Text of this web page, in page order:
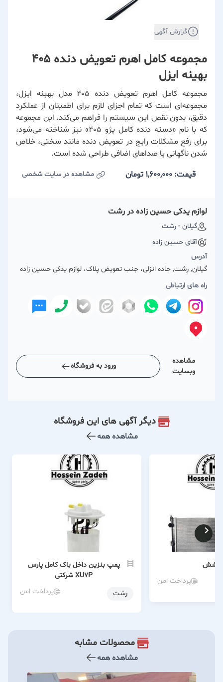
گزارش آگهی
مجموعه کامل اهرم تعویض دنده 405
بهینه ایزل
مجموعه کامل اهرم تعویض دنده 405 مدل بهینه ایزل،
مجموعه‌ای است که تمام اجزای لازم برای اطمینان از عملکرد
دقیق، بدون نقص این سیستم را فراهم می‌کند. این مجموعه
که با نام «دسته دنده کامل پژو 405» نیز شناخته می‌شود،
برای رفع مشکلات رایج در تعویض دنده مانند سختی، خلاص
شدن ناگهانی یا صداهای اضافی طراحی شده است.
قیمت: 1,600,000
تومان مشاهده در سایت شخصی
لوازم یدکی حسین زاده در رشت
گیلان - رشت
آقای حسین زاده
آدرس
گیلان, رشت, جاده انزلی، جنب تعویض پلاک، لوازم یدکی حسین زاده
راه های ارتباطی
مشاهده
وبسایت
ورود به فروشگاه
دیگر آگهی های این فروشگاه
مشاهده همه
کوشش
پرداخت امن
پمپ بنزین داخل باک کامل پارس
XU7P شرکتی
رشت
پرداخت امن
محصولات مشابه
مشاهده همه